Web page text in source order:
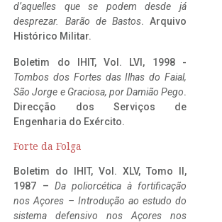
d’aquelles que se podem desde já
desprezar. Barão de Bastos. Arquivo
Histórico Militar.
Boletim do IHIT, Vol. LVI, 1998 -
Tombos dos Fortes das Ilhas do Faial,
São Jorge e Graciosa, por Damião Pego.
Direcção dos Serviços de
Engenharia do Exército.
Forte da Folga
Boletim do IHIT, Vol. XLV, Tomo II,
1987 – Da poliorcética à fortificação
nos Açores – Introdução ao estudo do
sistema defensivo nos Açores nos